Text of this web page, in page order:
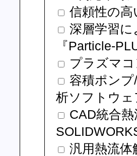
信頼性の
深層学習
『Particle-
プラズマ
容積ポン
析ソフトウ
CAD統合
汎用熱流